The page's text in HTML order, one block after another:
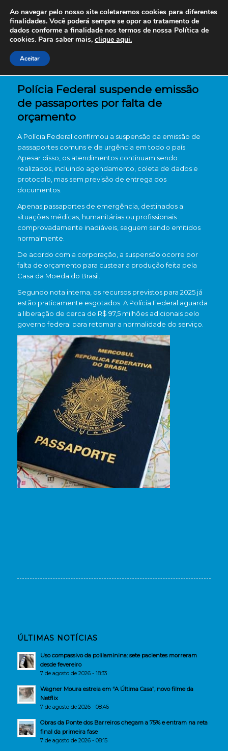
Polícia Federal suspende emissão
de passaportes por falta de
orçamento
A Polícia Federal confirmou a suspensão da emissão de
passaportes comuns e de urgência em todo o país.
Apesar disso, os atendimentos continuam sendo
realizados, incluindo agendamento, coleta de dados e
protocolo, mas sem previsão de entrega dos
documentos.
Apenas passaportes de emergência, destinados a
situações médicas, humanitárias ou profissionais
comprovadamente inadiáveis, seguem sendo emitidos
normalmente.
De acordo com a corporação, a suspensão ocorre por
falta de orçamento para custear a produção feita pela
Casa da Moeda do Brasil
Segundo nota interna, os recursos previstos para 2025 já
estão praticamente esgotados. A Polícia Federal aguarda
a liberação de cerca de R$ 97,5 milhões adicionais pelo
governo federal para retomar a normalidade do serviço.
ÚLTIMAS NOTÍCIAS
Uso compassivo da polilaminina: sete pacientes morreram
desde fevereiro
7 de agosto de 2026 - 18:33
Wagner Moura estreia em “A Última Casa”, novo filme da
Netflix
7 de agosto de 2026 - 08:46
Obras da Ponte dos Barreiros chegam a 75% e entram na reta
final da primeira fase
7 de agosto de 2026 - 08:15
Ao navegar pelo nosso site coletaremos cookies para diferentes
finalidades. Você poderá sempre se opor ao tratamento de
dados conforme a finalidade nos termos de nossa Política de
cookies. Para saber mais, clique aqui.
Aceitar